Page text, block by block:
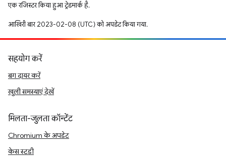
एक रजिस्टर किया हुआ ट्रेडमार्क है.
आखिरी बार 2023-02-08 (UTC) को अपडेट किया गया.
सहयोग करें
बग दायर करें
खुली समस्याएं देखें
मिलता-जुलता कॉन्टेंट
Chromium के अपडेट
केस स्टडी